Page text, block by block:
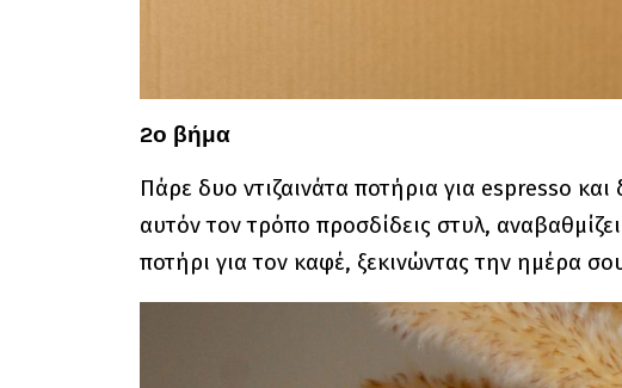
2ο βήμα
Πάρε δυο ντιζαινάτα ποτήρια για espresso
αυτόν τον τρόπο προσδίδεις στυλ,
ποτήρι για τον καφέ, ξεκινώντας την ημέρα